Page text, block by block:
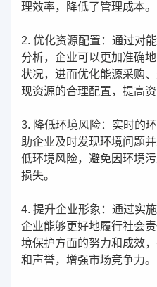
理效率，降低了管理成本。
2. 优化资源配置：通过对
分析，企业可以更加准确
状况，进而优化能源采购
现资源的合理配置，提高资
3. 降低环境风险：实时的
助企业及时发现环境问题
低环境风险，避免因环境
损失。
4. 提升企业形象：通过实
企业能够更好地履行社会
境保护方面的努力和成效
和声誉，增强市场竞争力。